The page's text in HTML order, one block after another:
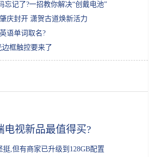
忘记了?一招教你解决“创戴电池”
庆封开 潇贺古道焕新活力
语单词取名?
边框触控要来了
吃4次不嫌多，比吃肉还解馋，孩子超爱吃
电视新品最值得买?
挺,但有商家已升级到128GB配置